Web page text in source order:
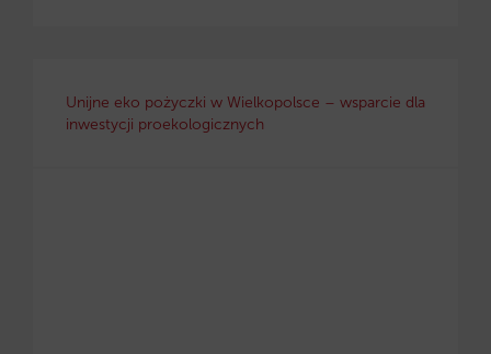
Unijne eko pożyczki w Wielkopolsce – wsparcie dla
inwestycji proekologicznych